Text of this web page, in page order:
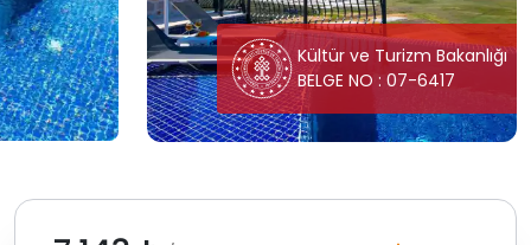
Kültür ve Turizm Bakanlığı
BELGE NO : 07-6417